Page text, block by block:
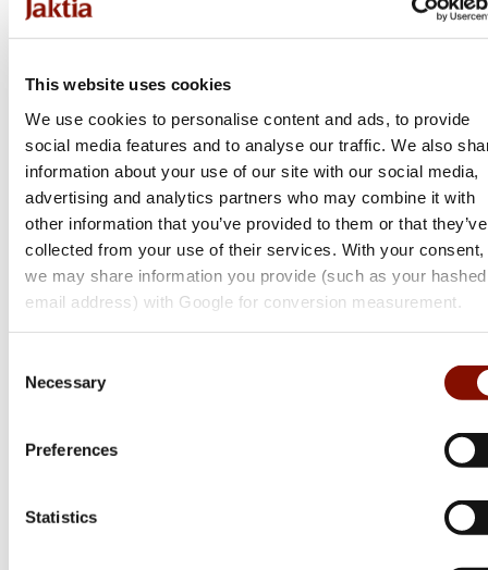
This website uses cookies
We use cookies to personalise content and ads, to provide
social media features and to analyse our traffic. We also
information about your use of our site with our social media,
advertising and analytics partners who may combine it with
other information that you’ve provided to them or that they’ve
collected from your use of their services. With your consent,
we may share information you provide (such as your hashed
email address) with Google for conversion measurement.
Selection
Necessary
Preferences
Statistics
Online: I lager
Woolpower
Online: I lager
Woolpower